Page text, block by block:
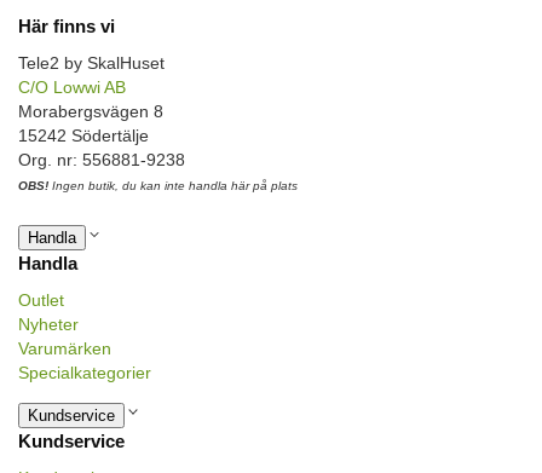
Här finns vi
Tele2 by SkalHuset
C/O Lowwi AB
Morabergsvägen 8
15242 Södertälje
Org. nr: 556881-9238
OBS! Ingen butik, du kan inte handla här på plats
Handla
Handla
Outlet
Nyheter
Varumärken
Specialkategorier
Kundservice
Kundservice